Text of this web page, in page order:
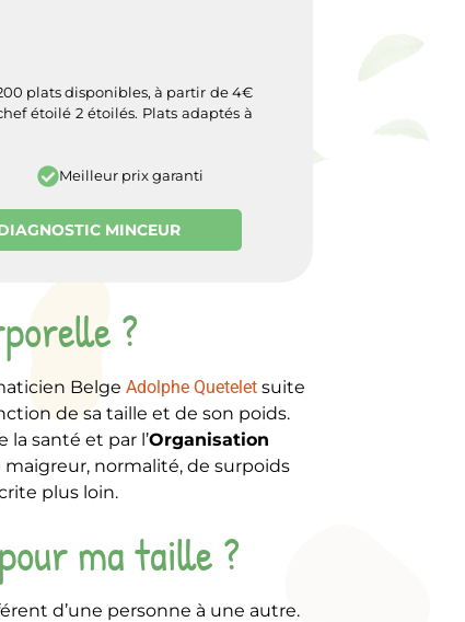
plats disponibles, à partir de 4€
étoilé 2 étoilés. Plats adaptés à
Meilleur prix garanti
MINCEUR
?
Belge Adolphe Queteletsuite
de sa taille et de son poids.
santé et par l’Organisation
normalité, de surpoids
plus loin.
ma taille ?
d’une personne à une autre.